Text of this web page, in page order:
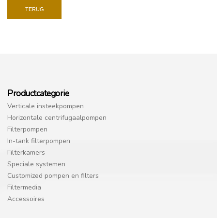
TERUG
Productcategorie
Verticale insteekpompen
Horizontale centrifugaalpompen
Filterpompen
In-tank filterpompen
Filterkamers
Speciale systemen
Customized pompen en filters
Filtermedia
Accessoires